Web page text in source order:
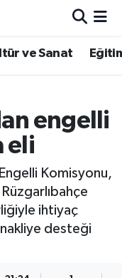
ve Sanat
engelli
eli
Komisyonu,
ihtiyaç
desteği